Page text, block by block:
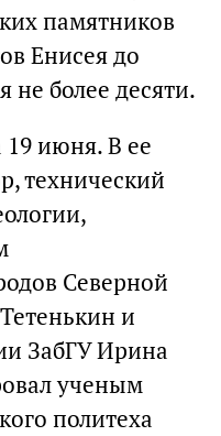
памятников
Енисея до
не более десяти.
19 июня. В ее
технический
Северной
и
ЗабГУ Ирина
ученым
политеха